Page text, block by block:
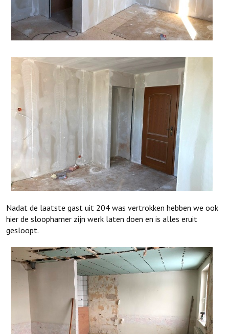
Nadat de laatste gast uit 204 was vertrokken hebben we ook
hier de sloophamer zijn werk laten doen en is alles eruit
gesloopt.